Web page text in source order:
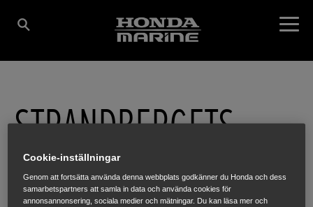
STRANDBERGETS
MOTOR & FRITID
Cookie-inställningar
Genom att fortsätta använda denna webbplats godkänner du Honda och dess
samarbetspartners att samla in data och använda cookies för
annonsannonsering, sociala medier och mätningar. Du kan läsa mer och